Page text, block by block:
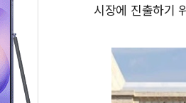
시장에 진출하기